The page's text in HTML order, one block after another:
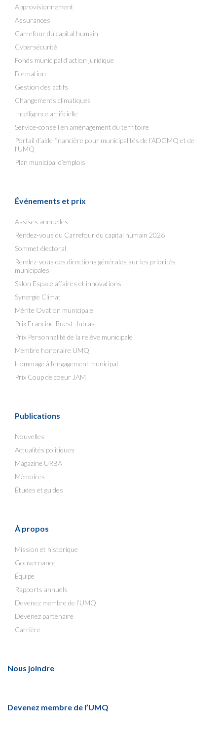
Approvisionnement
Assurances
Carrefour du capital humain
Cybersécurité
Fonds municipal d’action juridique
Formation
Gestion des actifs
Changements climatiques
Intelligence artificielle
Service-conseil en aménagement du territoire
Portail d’aide financière pour municipalités de l’ADGMQ et de
l’UMQ
Plan municipal d’emplois
Événements et prix
Assises annuelles
Rendez-vous du Carrefour du capital humain 2026
Sommet électoral
Rendez-vous des directions générales sur les priorités
municipales
Salon Espace affaires et innovations
Synergie Climat
Mérite Ovation municipale
Prix Francine Ruest-Jutras
Prix Personnalité de la relève municipale
Membre honoraire UMQ
Hommage à l’engagement municipal
Prix Coup de coeur JAM
Publications
Nouvelles
Actualités politiques
Magazine URBA
Mémoires
Études et guides
À propos
Mission et historique
Gouvernance
Équipe
Rapports annuels
Devenez membre de l’UMQ
Devenez partenaire
Carrière
Nous joindre
Devenez membre de l’UMQ